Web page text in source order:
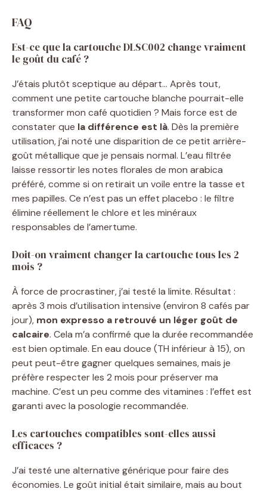
FAQ
Est-ce que la cartouche DLSC002 change vraiment
le goût du café ?
J’étais plutôt sceptique au départ… Après tout,
comment une petite cartouche blanche pourrait-elle
transformer mon café quotidien ? Mais force est de
constater que la différence est là. Dès la première
utilisation, j’ai noté une disparition de ce petit arrière-
goût métallique que je pensais normal. L’eau filtrée
laisse ressortir les notes florales de mon arabica
préféré, comme si on retirait un voile entre la tasse et
mes papilles. Ce n’est pas un effet placebo : le filtre
élimine réellement le chlore et les minéraux
responsables de l’amertume.
Doit-on vraiment changer la cartouche tous les 2
mois ?
À force de procrastiner, j’ai testé la limite. Résultat :
après 3 mois d’utilisation intensive (environ 8 cafés par
jour), mon expresso a retrouvé un léger goût de
calcaire. Cela m’a confirmé que la durée recommandée
est bien optimale. En eau douce (TH inférieur à 15), on
peut peut-être gagner quelques semaines, mais je
préfère respecter les 2 mois pour préserver ma
machine. C’est un peu comme des vitamines : l’effet est
garanti avec la posologie recommandée.
Les cartouches compatibles sont-elles aussi
efficaces ?
J’ai testé une alternative générique pour faire des
économies. Le goût initial était similaire, mais au bout